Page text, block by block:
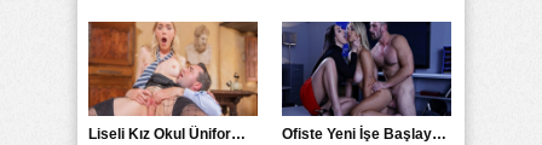
Liseli Kız Okul Üniformasını Çıkarmadan Müdürle Çakıştı Ofiste Yeni İşe Başlayan Kızın Sigortasını Mesaide Yaptılar